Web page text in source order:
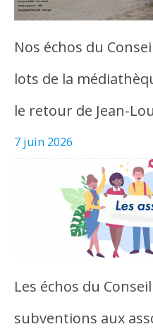
Nos échos du
lots de la
le retour de Jean-
7 juin 2026
Les échos du
subventions aux